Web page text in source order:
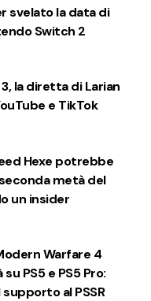
svelato la data di
Switch 2
3, la diretta di Larian
e TikTok
Hexe potrebbe
metà del
un insider
Warfare 4
PS5 e PS5 Pro:
al PSSR